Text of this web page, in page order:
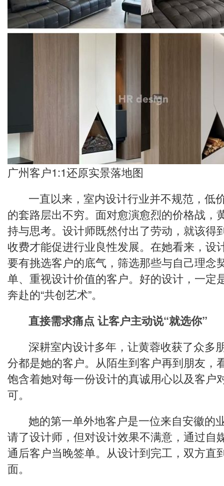
广州客户1:1还原实景落地图
一直以来，室内设计行业并不规范，低
的套路层出不穷。面对愈演愈烈的价格战，
持与思考。设计师既然付出了劳动，就该得
收费才能促进行业良性发展。在她看来，设
要有挑选客户的底气，筛选那些与自己理念
单、重视设计价值的客户。好的设计，一定
奔赴的“共创艺术”。
直接需求痛点 让客户主动说“就选你”
深耕室内设计多年，让黄蓉收获了众多
分都是她的客户。从陌生到客户再到朋友，
饱含着她对每一份设计的真诚用心以及客户
可。
她的第一单外地客户是一位来自安徽的
请了设计师，但对设计效果不满意，通过自
通后客户当晚签单。从设计到完工，双方直
面。